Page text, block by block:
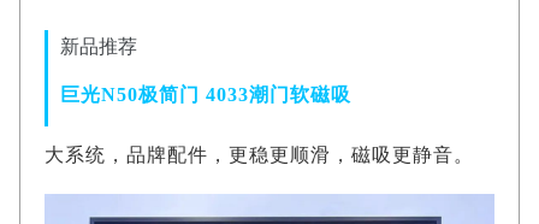
新品推荐
巨光N50极简门 4033潮门软磁吸
大系统，品牌配件，更稳更顺滑，磁吸更静音。